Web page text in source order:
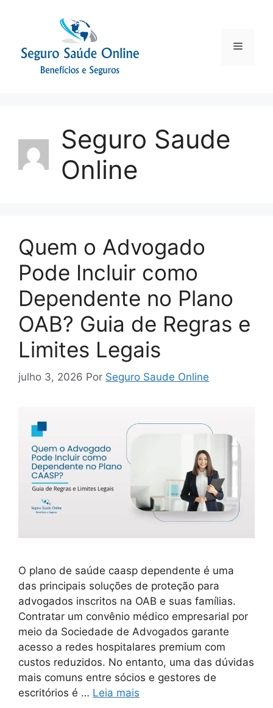
Seguro Saude
Online
Quem o Advogado
Pode Incluir como
Dependente no Plano
OAB? Guia de Regras e
Limites Legais
julho 3, 2026 Por Seguro Saude Online
O plano de saúde caasp dependente é uma
das principais soluções de proteção para
advogados inscritos na OAB e suas famílias.
Contratar um convênio médico empresarial por
meio da Sociedade de Advogados garante
acesso a redes hospitalares premium com
custos reduzidos. No entanto, uma das dúvidas
mais comuns entre sócios e gestores de
escritórios é … Leia mais